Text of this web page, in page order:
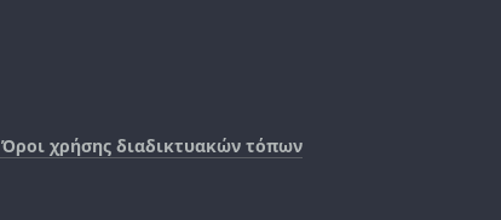
Όροι χρήσης διαδικτυακών τόπων